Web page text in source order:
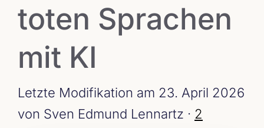
toten Sprachen
mit KI
Letzte Modifikation am 23. April 2026
von Sven Edmund Lennartz · 2